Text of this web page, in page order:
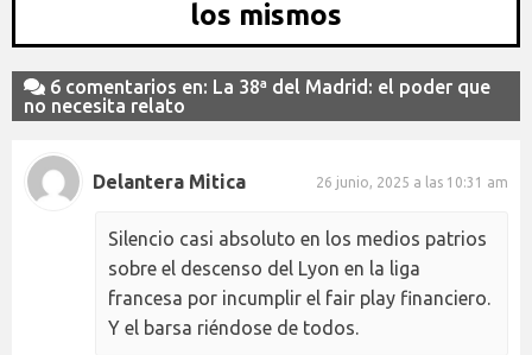
los mismos
6 comentarios en: La 38ª del Madrid: el poder que
no necesita relato
Delantera Mitica 26 junio, 2025 a las 10:31 am
Silencio casi absoluto en los medios patrios
sobre el descenso del Lyon en la liga
francesa por incumplir el fair play financiero.
Y el barsa riéndose de todos.